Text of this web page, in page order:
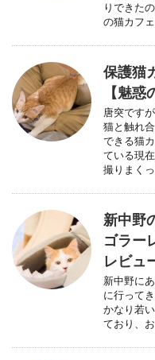
りできた
の猫カフェ
保護猫
【魅惑
唐突です
猫と触れ
できる猫
ている現
撮りまくっ
新中野
ゴラー
レビュ
新中野に
に行って
かなり若
ており、